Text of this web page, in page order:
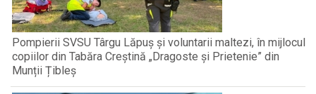
Pompierii SVSU Târgu Lăpuș și voluntarii maltezi, în mijlocul
copiilor din Tabăra Creștină „Dragoste și Prietenie” din
Munții Țibleș